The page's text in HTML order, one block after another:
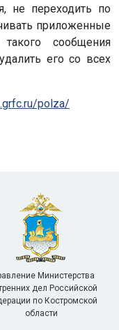
не переходить по
приложенные
сообщения
его со всех
polza/
Министерства
дел Российской
по Костромской
области